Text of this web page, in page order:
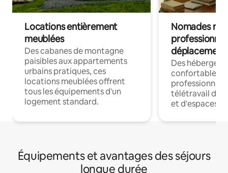
Locations entièrement
meublées
Des cabanes de montagne
paisibles aux appartements
urbains pratiques, ces
locations meublées offrent
tous les équipements d'un
logement standard.
Nomades
déplacement
Des
confortables
professionnels
télétravail
et d'espaces
Équipements et avantages des séjours
longue durée